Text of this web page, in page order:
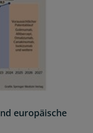
europäische